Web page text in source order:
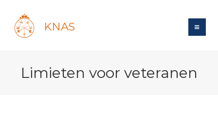
KNAS
Login
Bond
Limieten voor veteranen